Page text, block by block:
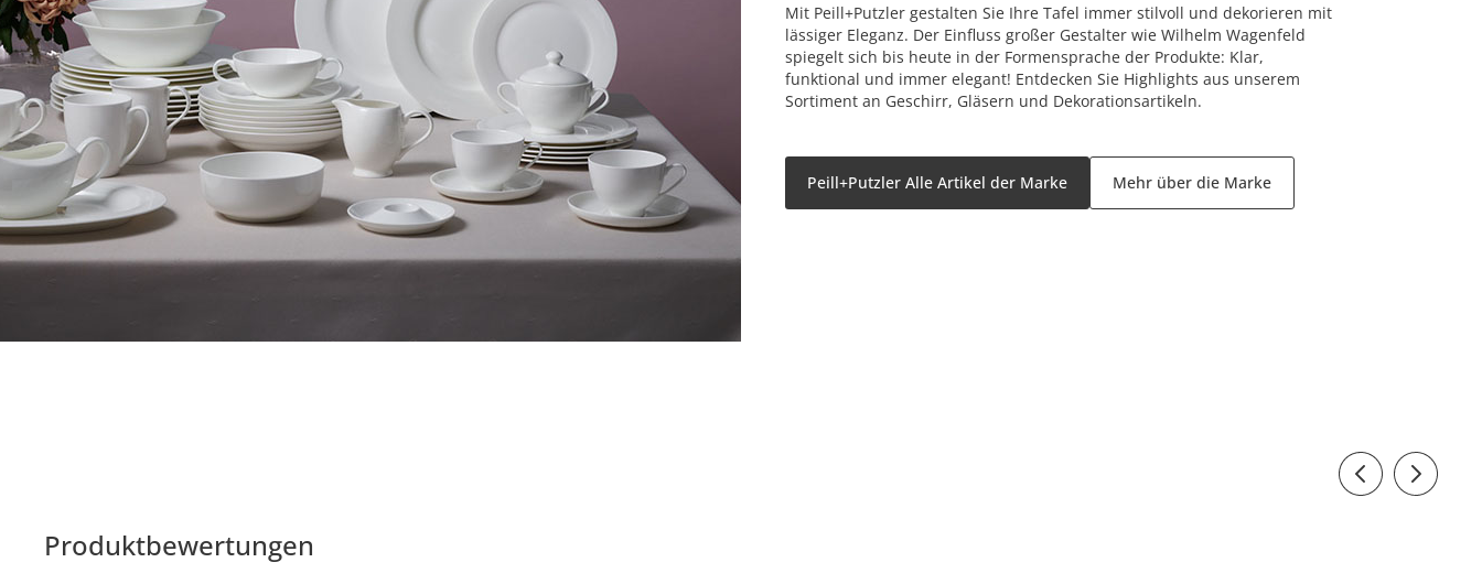
Mit Peill+Putzler gestalten Sie Ihre Tafel immer stilvoll und dekorieren mit
lässiger Eleganz. Der Einfluss großer Gestalter wie Wilhelm Wagenfeld
spiegelt sich bis heute in der Formensprache der Produkte: Klar,
funktional und immer elegant! Entdecken Sie Highlights aus unserem
Sortiment an Geschirr, Gläsern und Dekorationsartikeln.
Peill+Putzler Alle Artikel der Marke Mehr über die Marke
Produktbewertungen